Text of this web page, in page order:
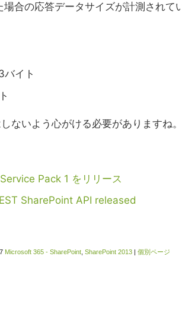
合の応答データサイズが計測されて
イト
ないよう心がける必要がありますね。
Pack 1 をリリース
SharePoint API released
Microsoft 365 - SharePoint SharePoint 2013 | 個別ページ